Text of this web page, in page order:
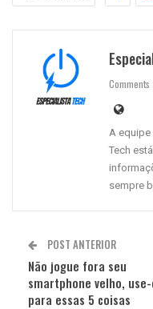
Comments
A
Tech
sempre
POST ANTERIOR
Não jogue fora seu
smartphone velho,
para essas 5 coisas